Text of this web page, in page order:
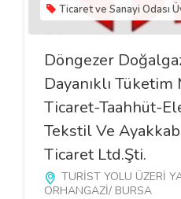
Ticaret ve Sanayi Odası
Döngezer
Dayanıklı Tüketim
Ticaret-Taahhüt-
Tekstil Ve
Ticaret Ltd.Şti.
TURİST YOLU ÜZERİ
ORHANGAZİ/ BURSA